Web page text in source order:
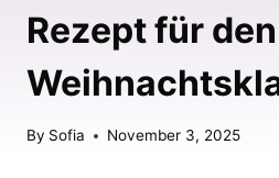
Rezept für den
By Sofia November 3, 2025